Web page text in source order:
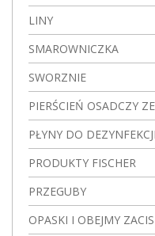
LINY
SMAROWNICZKA
SWORZNIE
PIERŚCIEŃ OSADCZY
PŁYNY DO DEZYNFEKCJI
PRODUKTY FISCHER
PRZEGUBY
OPASKI I OBEJMY